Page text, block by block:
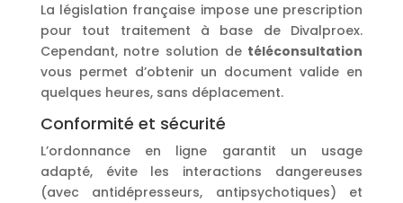
La législation française impose une prescription
pour tout traitement à base de Divalproex.
Cependant, notre solution de téléconsultation
vous permet d’obtenir un document valide en
quelques heures, sans déplacement.
Conformité et sécurité
L’ordonnance en ligne garantit un usage
adapté, évite les interactions dangereuses
(avec antidépresseurs, antipsychotiques) et